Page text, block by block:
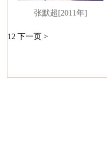
张默超[2011年]
1 2 下一页 >